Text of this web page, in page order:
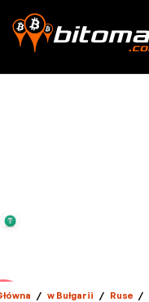
/ w Bułgarii / Ruse /